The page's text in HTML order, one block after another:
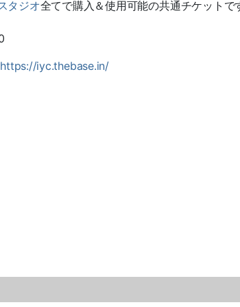
タジオ全てで購入＆使用可能の共通チケットで
https://iyc.thebase.in/